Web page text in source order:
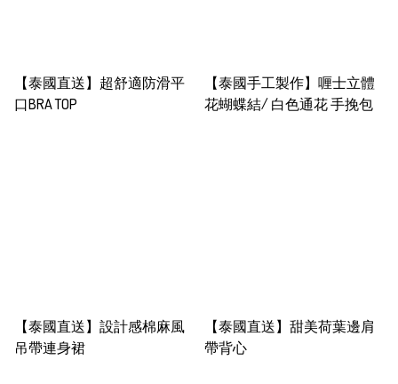
【泰國直送】超舒適防滑平
口BRA TOP
【泰國手工製作】喱士立體
花蝴蝶結/ 白色通花 手挽包
【泰國直送】設計感棉麻風
吊帶連身裙
【泰國直送】甜美荷葉邊肩
帶背心